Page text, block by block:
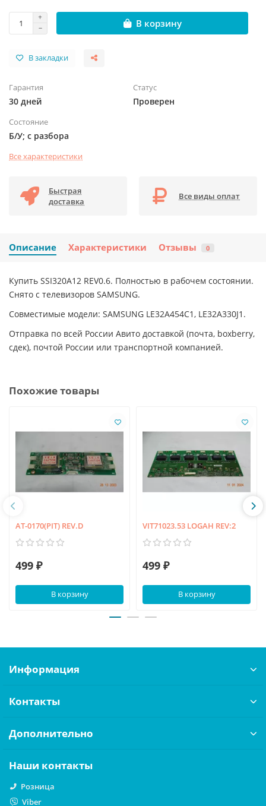
В корзину
В закладки
Гарантия
30 дней
Статус
Проверен
Состояние
Б/У; с разбора
Все характеристики
Быстрая
доставка
Все виды оплат
Описание Характеристики Отзывы 0
Купить SSI320A12 REV0.6. Полностью в рабочем состоянии.
Снято с телевизоров SAMSUNG.
Совместимые модели: SAMSUNG LE32A454C1, LE32A330J1.
Отправка по всей России Авито доставкой (почта, boxberry,
сдек), почтой России или транспортной компанией.
Похожие товары
AT-0170(PIT) REV.D
499 ₽
В корзину
VIT71023.53 LOGAH REV:2
499 ₽
В корзину
Информация
Контакты
Дополнительно
Наши контакты
Розница
Viber